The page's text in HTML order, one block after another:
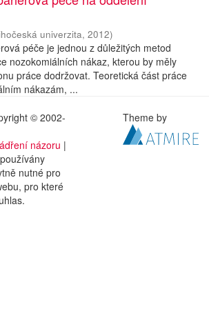
univerzita, 2012)
péče je jednou z důležitých metod
nozokomiálních nákaz, kterou by měly
práce dodržovat. Teoretická část práce
nákazám, ...
© 2002-
názoru |
nutné pro
pro které
Theme by